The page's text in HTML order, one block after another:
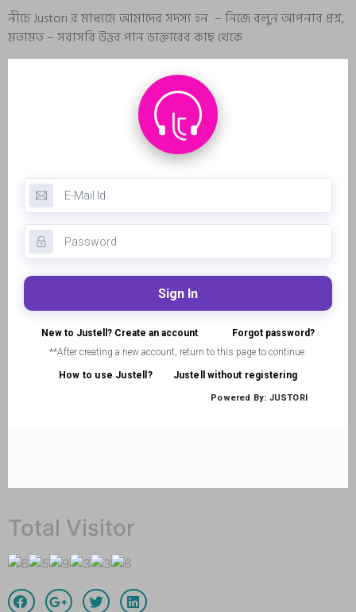
নীচে Justori র মাধ্যমে আমাদের সদস্য হন – নিজে বলুন আপনার প্রশ্ন,
মতামত – সরাসরি উত্তর পান ডাক্তারের কাছ থেকে
Total Visitor